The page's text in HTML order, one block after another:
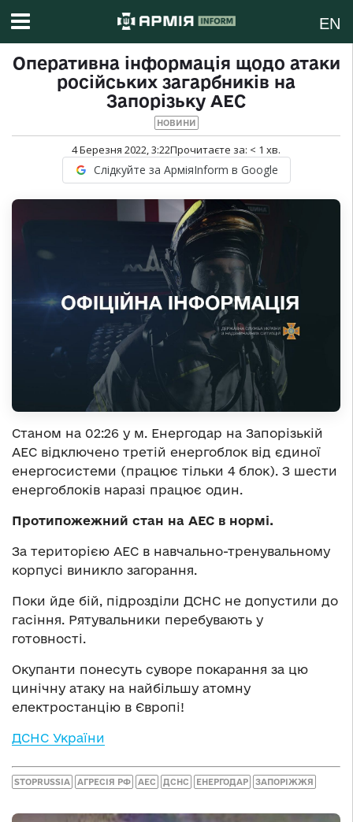
EN
Оперативна інформація щодо атаки
російських загарбників на
Запорізьку АЕС
НОВИНИ
4 Березня 2022, 3:22Прочитаєте за: < 1 хв.
Слідкуйте за АрміяInform в Google
Станом на 02:26 у м. Енергодар на Запорізькій
АЕС відключено третій енергоблок від єдиної
енергосистеми (працює тільки 4 блок). З шести
енергоблоків наразі працює один.
Протипожежний стан на АЕС в нормі.
За територією АЕС в навчально-тренувальному
корпусі виникло загорання.
Поки йде бій, підрозділи ДСНС не допустили до
гасіння. Рятувальники перебувають у
готовності.
Окупанти понесуть суворе покарання за цю
цинічну атаку на найбільшу атомну
електростанцію в Європі!
ДСНС України
STOPRUSSIA АГРЕСІЯ РФ АЕС ДСНС ЕНЕРГОДАР ЗАПОРІЖЖЯ